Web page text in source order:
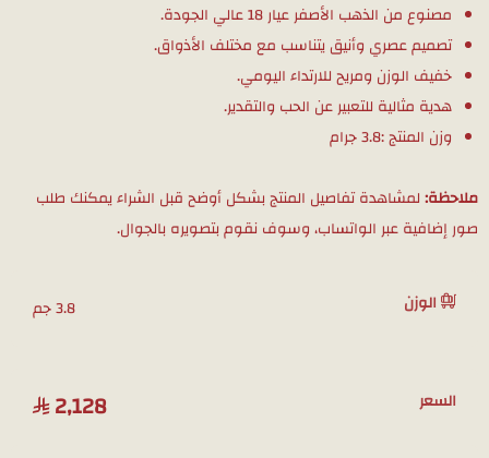
مصنوع من الذهب الأصفر عيار 18 عالي الجودة.
تصميم عصري وأنيق يتناسب مع مختلف الأذواق.
خفيف الوزن ومريح للارتداء اليومي.
هدية مثالية للتعبير عن الحب والتقدير.
وزن المنتج :3.8 جرام
ملاحظة:لمشاهدة تفاصيل المنتج بشكل أوضح قبل الشراء يمكنك طلب
صور إضافية عبر الواتساب، وسوف نقوم بتصويره بالجوال.
الوزن 3.8 جم
السعر 2,128